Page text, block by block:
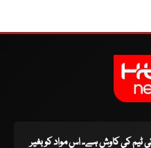
ٹیم کی کاوش ہے۔ اس مواد کو بغیر